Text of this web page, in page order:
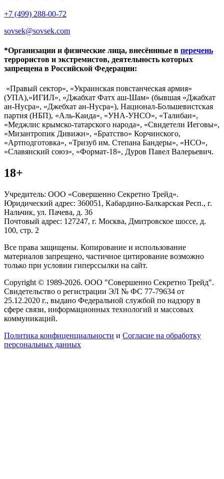
+7 (499) 288-00-72
sovsek@sovsek.com
*Организации и физические лица, внесённные в перечень
террористов и экстремистов, деятельность которых
запрещена в Российской Федерации:
«Правый сектор», «Украинская повстанческая армия»
(УПА),«ИГИЛ», «Джабхат Фатх аш-Шам» (бывшая «Джабхат
ан-Нусра», «Джебхат ан-Нусра»), Национал-Большевистская
партия (НБП), «Аль-Каида», «УНА-УНСО», «Талибан»,
«Меджлис крымско-татарского народа», «Свидетели Иеговы»,
«Мизантропик Дивижн», «Братство» Корчинского,
«Артподготовка», «Тризуб им. Степана Бандеры», «НСО»,
«Славянский союз», «Формат-18», Дуров Павел Валерьевич.
18+
Учредитель: ООО «Совершенно Секретно Трейд».
Юридический адрес: 360051, Кабардино-Балкарская Респ., г.
Нальчик, ул. Пачева, д. 36
Почтовый адрес: 127247, г. Москва, Дмитровское шоссе, д.
100, стр. 2
Все права защищены. Копирование и использование
материалов запрещено, частичное цитирование возможно
только при условии гиперссылки на сайт.
Copyright © 1989-2026. ООО "Совершенно Секретно Трейд".
Свидетельство о регистрации ЭЛ № ФС 77-79634 от
25.12.2020 г., выдано Федеральной службой по надзору в
сфере связи, информационных технологий и массовых
коммуникаций.
Политика конфиценциальности и Согласие на обработку
персональных данных